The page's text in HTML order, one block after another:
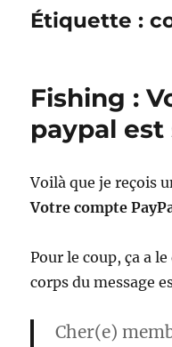
Étiquette :
Fishing :
paypal
Voilà que je reçois
Votre compte
Pour le coup, ça a
corps du message
Cher(e)